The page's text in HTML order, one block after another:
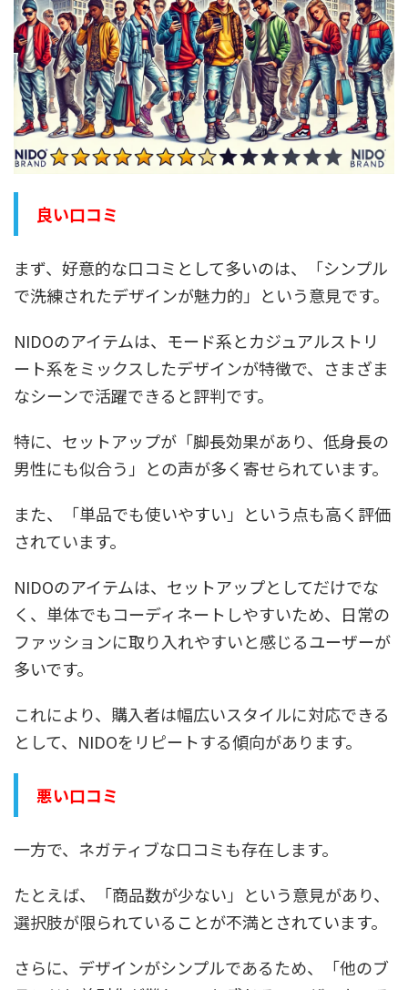
良い口コミ
まず、好意的な口コミとして多いのは、「シンプル
で洗練されたデザインが魅力的」という意見です。
NIDOのアイテムは、モード系とカジュアルストリ
ート系をミックスしたデザインが特徴で、さまざま
なシーンで活躍できると評判です。
特に、セットアップが「脚長効果があり、低身長の
男性にも似合う」との声が多く寄せられています。
また、「単品でも使いやすい」という点も高く評価
されています。
NIDOのアイテムは、セットアップとしてだけでな
く、単体でもコーディネートしやすいため、日常の
ファッションに取り入れやすいと感じるユーザーが
多いです。
これにより、購入者は幅広いスタイルに対応できる
として、NIDOをリピートする傾向があります。
悪い口コミ
一方で、ネガティブな口コミも存在します。
たとえば、「商品数が少ない」という意見があり、
選択肢が限られていることが不満とされています。
さらに、デザインがシンプルであるため、「他のブ